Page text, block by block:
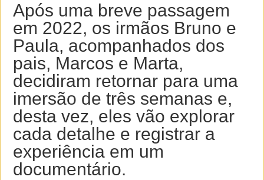
Após uma breve passagem
em 2022, os irmãos Bruno e
Paula, acompanhados dos
pais, Marcos e Marta,
decidiram retornar para uma
imersão de três semanas e,
desta vez, eles vão explorar
cada detalhe e registrar a
experiência em um
documentário.